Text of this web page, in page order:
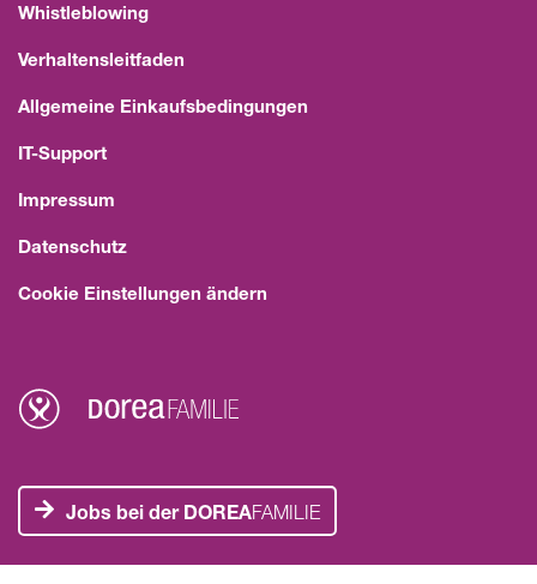
Whistleblowing
Verhaltensleitfaden
Allgemeine Einkaufsbedingungen
IT-Support
Impressum
Datenschutz
Cookie Einstellungen ändern
Jobs bei der DOREAFAMILIE